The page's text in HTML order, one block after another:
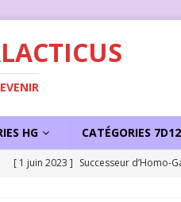
HG CATÉGORIES
[ 1 juin 2023 ] Successeur d’Homo-